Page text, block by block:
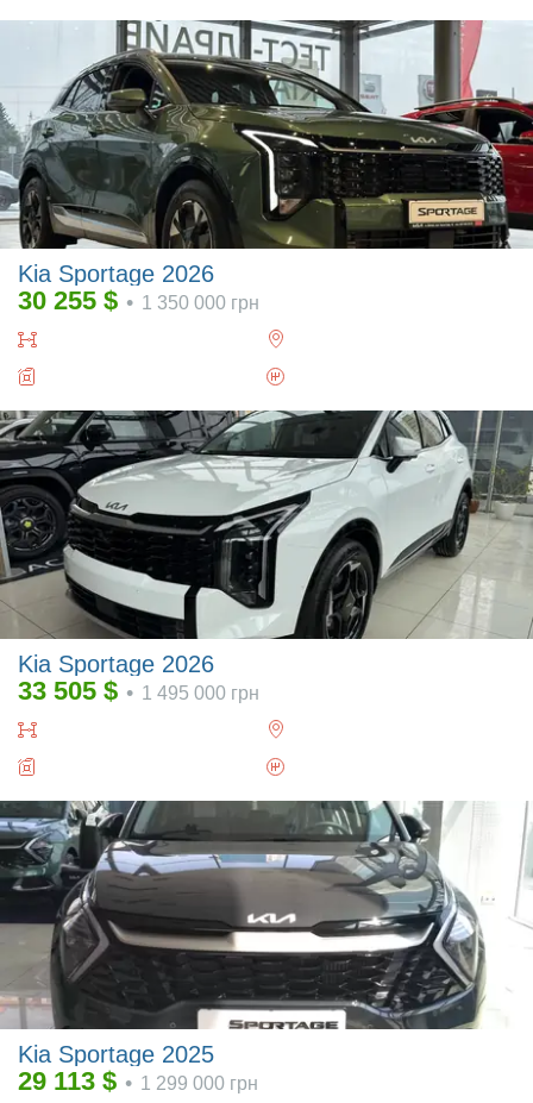
Kia Sportage 2026
30 255 $ • 1 350 000 грн
Kia Sportage 2026
33 505 $ • 1 495 000 грн
Kia Sportage 2025
29 113 $ • 1 299 000 грн